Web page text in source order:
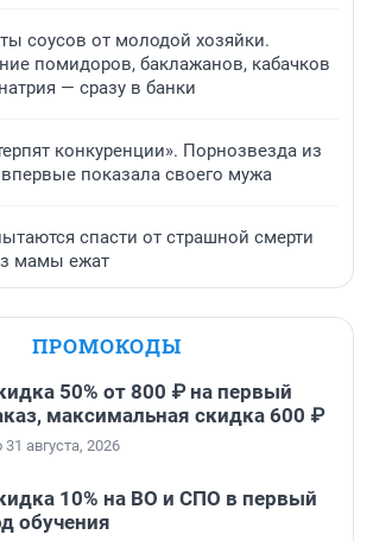
соусов от молодой хозяйки.
помидоров, баклажанов, кабачков
— сразу в банки
конкуренции». Порнозвезда из
впервые показала своего мужа
спасти от страшной смерти
мамы ежат
ПРОМОКОДЫ
50% от 800 ₽ на первый
максимальная скидка 600 ₽
31 августа, 2026
10% на ВО и СПО в первый
обучения